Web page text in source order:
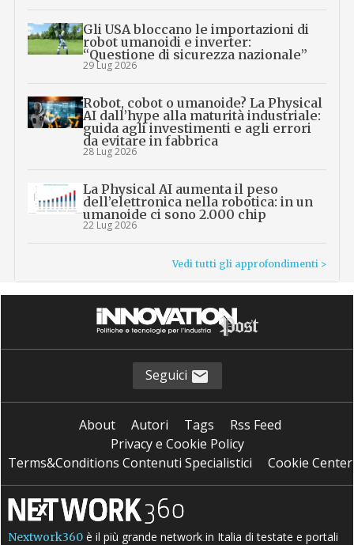
Gli USA bloccano le importazioni di
robot umanoidi e inverter:
“Questione di sicurezza nazionale”
29 Lug 2026
Robot, cobot o umanoide? La Physical
AI dall’hype alla maturità industriale:
guida agli investimenti e agli errori
da evitare in fabbrica
28 Lug 2026
La Physical AI aumenta il peso
dell’elettronica nella robotica: in un
umanoide ci sono 2.000 chip
22 Lug 2026
Vedi tutti gli approfondimenti >
Seguici
About Autori Tags
Rss Feed
Privacy e Cookie Policy
Terms&Conditions Contenuti Specialistici
Cookie Center
Nextwork360 è il più grande network in Italia di testate e portali